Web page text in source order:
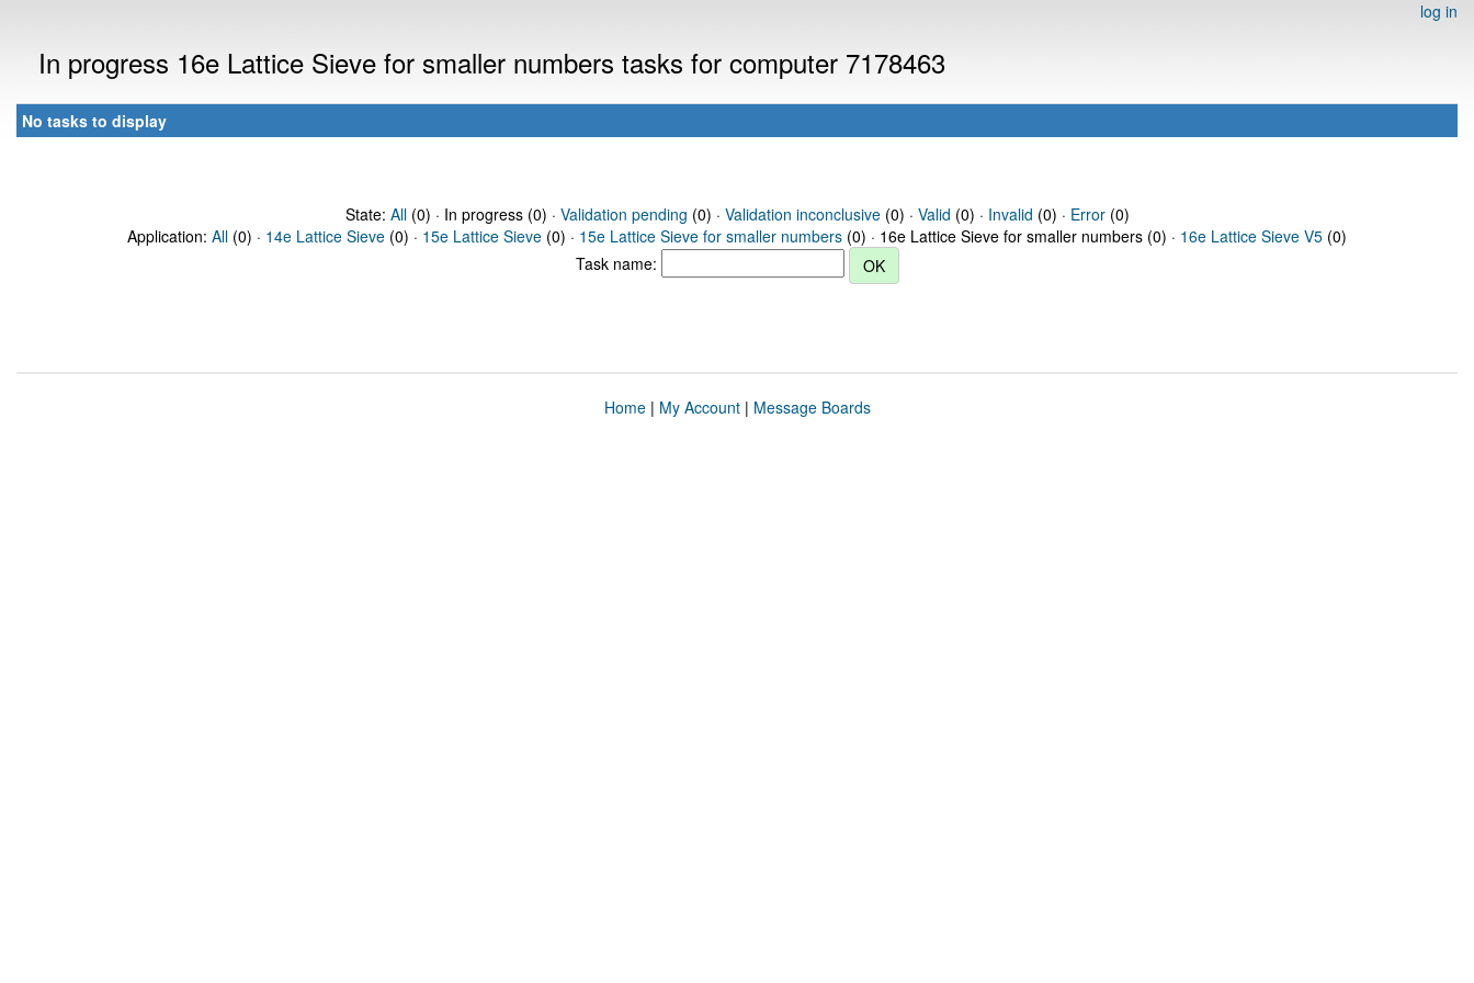
log in
In progress 16e Lattice Sieve for smaller numbers tasks for computer 7178463
No tasks to display
State: All(0) · In progress (0) · Validation pending (0) · Validation inconclusive(0) · Valid (0) · Invalid (0) · Error(0)
Application: All (0) · 14e Lattice Sieve (0) · 15e Lattice Sieve (0) · 15e Lattice Sieve for smaller numbers (0) · 16e Lattice Sieve for smaller numbers (0) · 16e Lattice Sieve V5 (0)
Task name:
Home| My Account| Message Boards